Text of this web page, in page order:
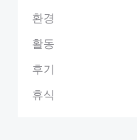
환경
활동
후기
휴식